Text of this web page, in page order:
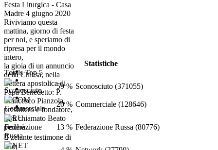
Festa Liturgica - Casa
Madre 4 giugno 2020
Riviviamo questa
mattina, giorno di festa
per noi, e speriamo di
ripresa per il mondo
intero,
la gioia di un annuncio
della Chiesa, nella
Lettera apostolica di
Papa Benedetto: P.
Francesco Pianzola,
presbitero e fondatore,
sarà chiamato Beato
perché
 zelante testimone di
Dio;
Statistiche
Totals Top 5
59 % Sconosciuto (371055)
20 % Commerciale (128646)
13 % Federazione Russa (80776)